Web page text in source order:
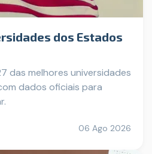
dos Estados
das melhores universidades
dados oficiais para
06 Ago 2026